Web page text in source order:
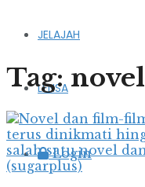
JELAJAH
LENSA
Login
Tag: